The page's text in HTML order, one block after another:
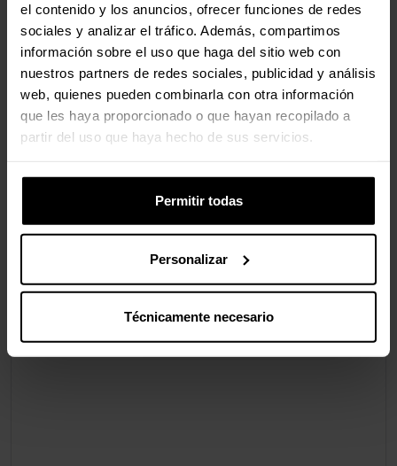
el contenido y los anuncios, ofrecer funciones de redes
sociales y analizar el tráfico. Además, compartimos
información sobre el uso que haga del sitio web con
nuestros partners de redes sociales, publicidad y análisis
web, quienes pueden combinarla con otra información
que les haya proporcionado o que hayan recopilado a
partir del uso que haya hecho de sus servicios.
Permitir todas
Personalizar
Técnicamente necesario